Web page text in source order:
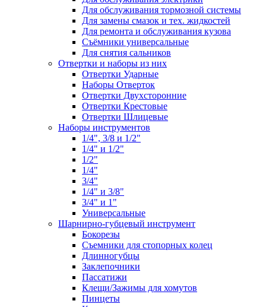
Для обслуживания тормозной системы
Для замены смазок и тех. жидкостей
Для ремонта и обслуживания кузова
Съёмники универсальные
Для снятия сальников
Отвертки и наборы из них
Отвертки Ударные
Наборы Отверток
Отвертки Двухсторонние
Отвертки Крестовые
Отвертки Шлицевые
Наборы инструментов
1/4", 3/8 и 1/2"
1/4" и 1/2"
1/2"
1/4"
3/4"
1/4" и 3/8"
3/4" и 1"
Универсальные
Шарнирно-губцевый инструмент
Бокорезы
Съемники для стопорных колец
Длинногубцы
Заклепочники
Пассатижи
Клещи/Зажимы для хомутов
Пинцеты